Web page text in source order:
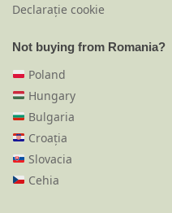
Declarație cookie
Not buying from Romania?
Poland
Hungary
Bulgaria
Croația
Slovacia
Cehia